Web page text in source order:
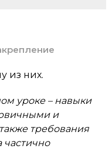
из них.
уроке – навыки
и
требования
частично